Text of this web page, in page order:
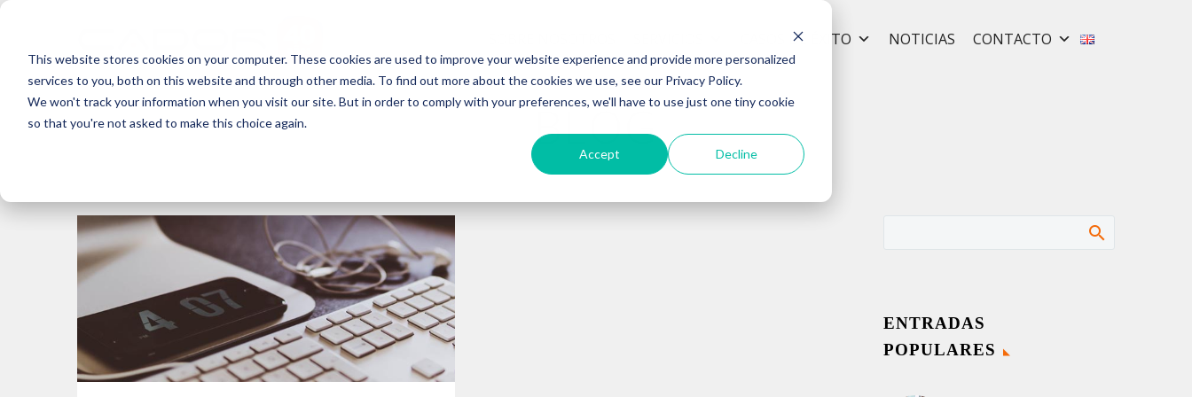
This website stores cookies on your computer. These cookies are used to improve your website experience and provide more personalized
services to you, both on this website and through other media. To find out more about the cookies we use, see our Privacy Policy.
We won't track your information when you visit our site. But in order to comply with your preferences, we'll have to use just one tiny cookie
so that you're not asked to make this choice again.
Accept Decline
CASOS DE ÉXITO NOTICIAS CONTACTO
BLOG
Posts about
App
ENTRADAS
POPULARES